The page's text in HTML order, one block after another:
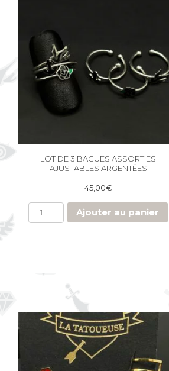
LOT DE 3 BAGUES ASSORTIES
AJUSTABLES ARGENTÉES
45,00€
Ajouter au panier